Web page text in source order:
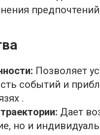
предпочтений
Позволяет
событий и
.
Дает
но и